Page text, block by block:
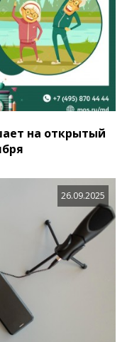
на открытый
26.09.2025